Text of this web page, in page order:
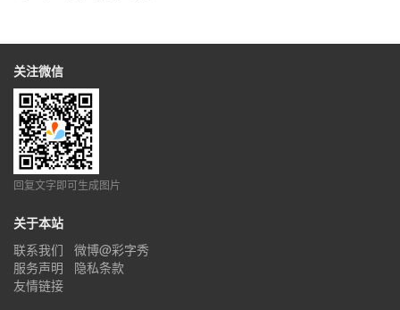
关注微信
回复文字即可生成图片
关于本站
联系我们
微博@彩字秀
服务声明
隐私条款
友情链接